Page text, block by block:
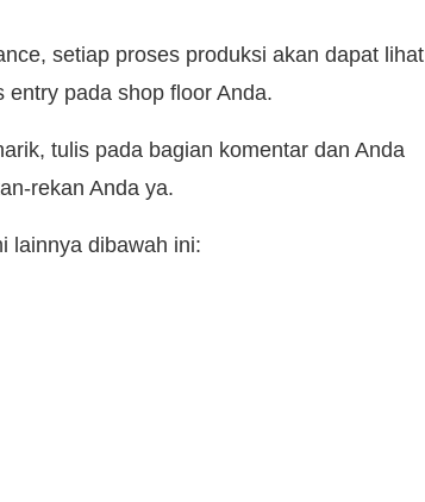
setiap proses produksi akan dapat lihat
pada shop floor Anda.
tulis pada bagian komentar dan Anda
rekan Anda ya.
lainnya dibawah ini: